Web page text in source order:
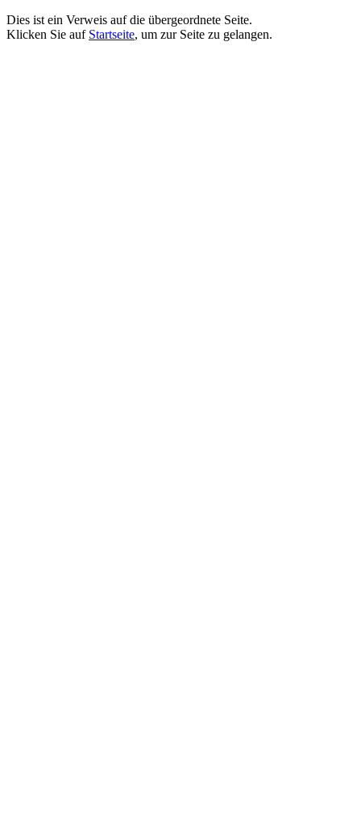
Dies ist ein Verweis auf die übergeordnete Seite.
Klicken Sie auf Startseite, um zur Seite zu gelangen.